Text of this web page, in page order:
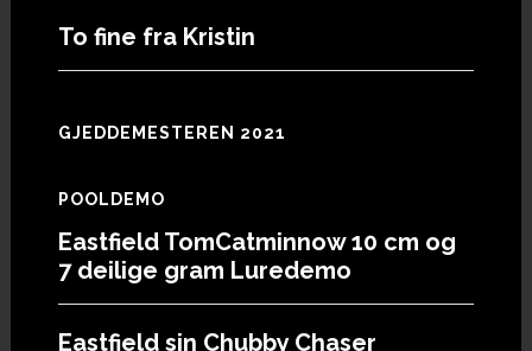
To fine fra Kristin
GJEDDEMESTEREN 2021
POOLDEMO
Eastfield TomCatminnow 10 cm og
7 deilige gram Luredemo
Eastfield sin Chubby Chaser